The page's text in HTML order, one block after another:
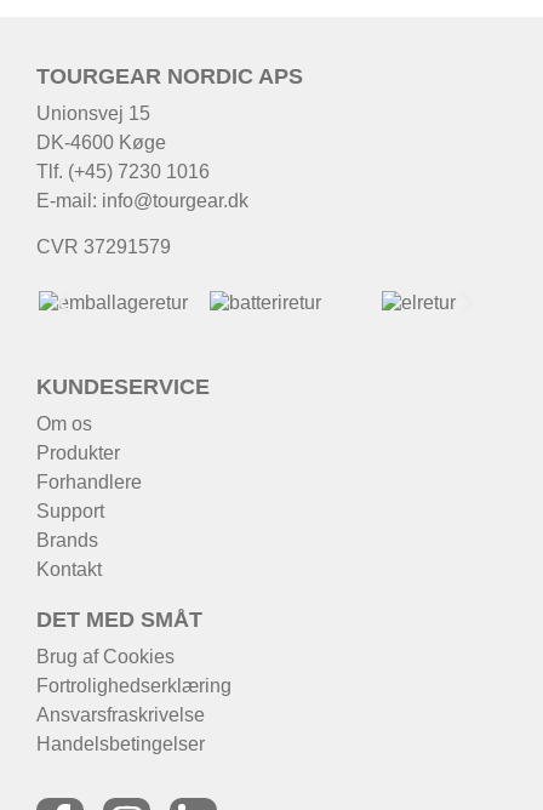
TOURGEAR NORDIC APS
Unionsvej 15
DK-4600 Køge
Tlf. (+45) 7230 1016
E-mail: info@tourgear.dk
CVR 37291579
KUNDESERVICE
Om os
Produkter
Forhandlere
Support
Brands
Kontakt
DET MED SMÅT
Brug af Cookies
Fortrolighedserklæring
Ansvarsfraskrivelse
Handelsbetingelser